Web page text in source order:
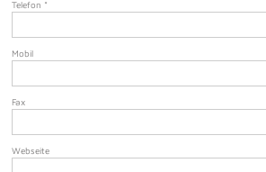
Telefon *
Mobil
Fax
Webseite